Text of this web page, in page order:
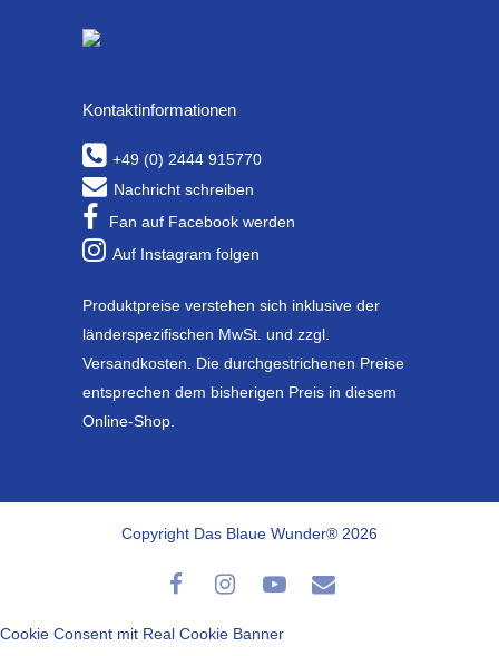
Kontaktinformationen
+49 (0) 2444 915770
Nachricht schreiben
Fan auf Facebook werden
Auf Instagram folgen
Produktpreise verstehen sich inklusive der
länderspezifischen MwSt. und zzgl.
Versandkosten. Die durchgestrichenen Preise
entsprechen dem bisherigen Preis in diesem
Online-Shop.
Copyright Das Blaue Wunder® 2026
Cookie Consent mit Real Cookie Banner